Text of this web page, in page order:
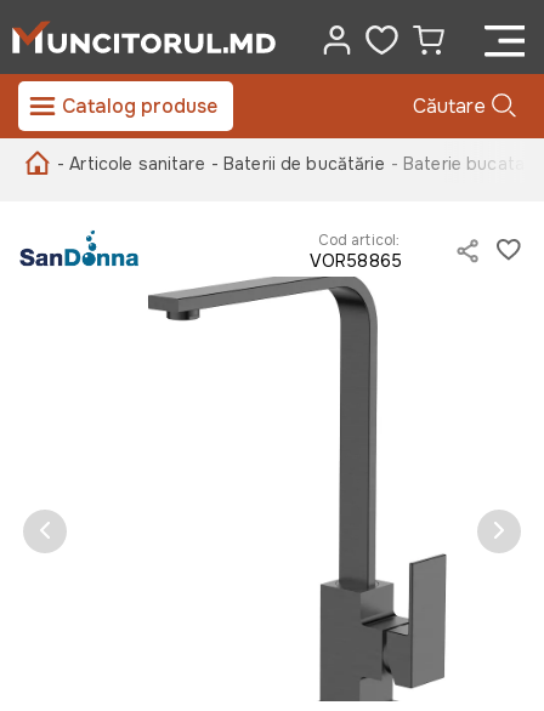
Catalog produse Căutare
- Articole sanitare - Baterii de bucătărie - Baterie
Cod articol:
VOR58865